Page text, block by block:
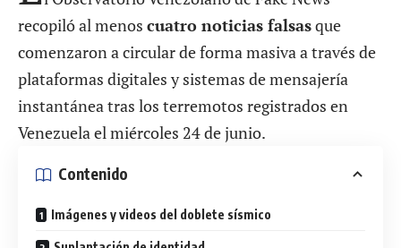
recopiló al menos cuatro noticias falsasque
comenzaron a circular de forma masiva a través de
plataformas digitales y sistemas de mensajería
instantánea tras los terremotos registrados en
Venezuela el miércoles 24 de junio.
Contenido
Imágenes y videos del doblete sísmico